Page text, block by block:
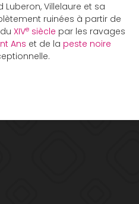
Villelaure et sa
ruinées à partir de
XIVe siècle par les ravages
Ans et de la peste noire